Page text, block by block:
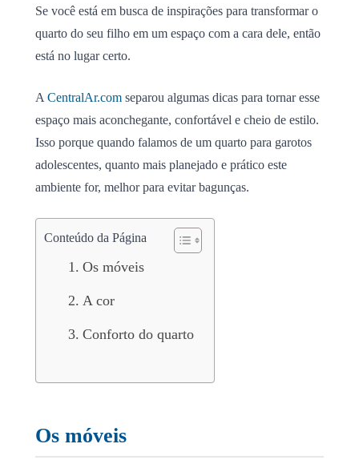
Se você está em busca de inspirações para transformar o
quarto do seu filho em um espaço com a cara dele, então
está no lugar certo.
A CentralAr.com separou algumas dicas para tornar esse
espaço mais aconchegante, confortável e cheio de estilo.
Isso porque quando falamos de um quarto para garotos
adolescentes, quanto mais planejado e prático este
ambiente for, melhor para evitar bagunças.
Conteúdo da Página
Os móveis
A cor
Conforto do quarto
Os móveis